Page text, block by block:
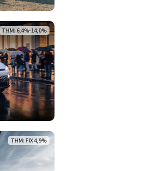
THM: 6,4%-14,0%
THM: FIX 4,9%